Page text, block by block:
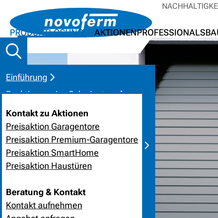
PRODUKTLÖSUNGEN AKTIONENPROFESSIONALS
Einführung
Funktionsweise Schwingtore
Gründe für Schwingtore
Auswahl Schwingtore
Vergleich Tor-Arten / Eigenschaften
Pluspunkte im Überblick
Kontakt
Darf´s mehr sein?
Kontakt zu Aktionen
Preisaktion Garagentore
Preisaktion Premium-Garagentore
Preisaktion SmartHome
Preisaktion Haustüren
Beratung & Kontakt
Kontakt aufnehmen